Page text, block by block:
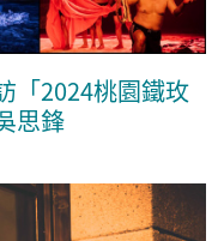
「2024桃園鐵玫
思鋒